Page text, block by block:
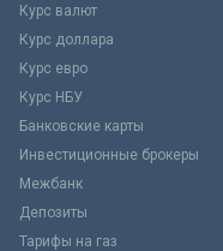
Курс валют
Курс доллара
Курс евро
Курс НБУ
Банковские карты
Инвестиционные брокеры
Межбанк
Депозиты
Тарифы на газ